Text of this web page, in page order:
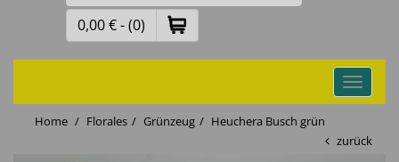
0,00 € - (0)
Toggle
Home
Florales Grünzeug
Heuchera Busch grün
zurück